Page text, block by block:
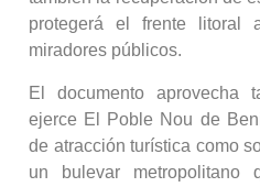
protegerá el frente
miradores públicos.
El documento aprovecha
ejerce El Poble Nou de
de atracción turística como
un bulevar metropolitano